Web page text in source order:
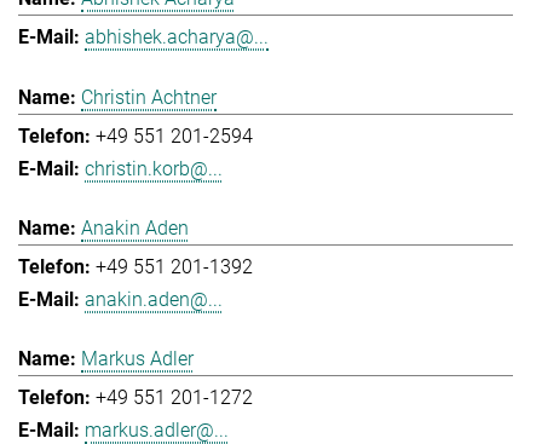
abhishek.acharya@...
Christin Achtner
+49 551 201-2594
christin.korb@...
Anakin Aden
+49 551 201-1392
anakin.aden@...
Markus Adler
+49 551 201-1272
markus.adler@...